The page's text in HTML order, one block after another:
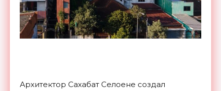
Архитектор Сахабат Селоене создал